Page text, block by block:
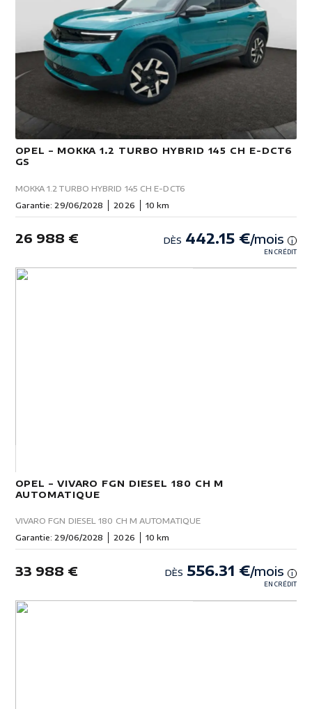
OPEL – MOKKA 1.2 TURBO HYBRID 145 CH E-DCT6
GS
MOKKA 1.2 TURBO HYBRID 145 CH E-DCT6
Garantie: 29/06/2028
2026 10 km
26 988 € DÈS 442.15 €/mois i
EN CRÉDIT
OPEL – VIVARO FGN DIESEL 180 CH M
AUTOMATIQUE
VIVARO FGN DIESEL 180 CH M AUTOMATIQUE
Garantie: 29/06/2028
2026 10 km
33 988 € DÈS 556.31 €/mois i
EN CRÉDIT